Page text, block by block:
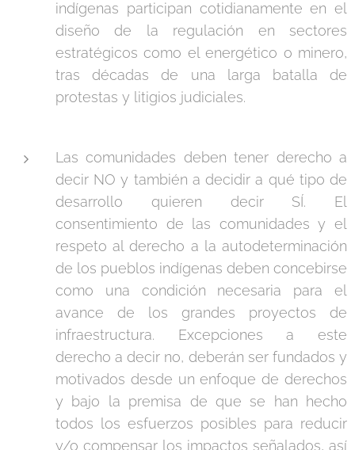
indígenas participan cotidianamente en el
diseño de la regulación en sectores
estratégicos como el energético o minero,
tras décadas de una larga batalla de
protestas y litigios judiciales.
Las comunidades deben tener derecho a
decir NO y también a decidir a qué tipo de
desarrollo quieren decir SÍ. El
consentimiento de las comunidades y el
respeto al derecho a la autodeterminación
de los pueblos indígenas deben concebirse
como una condición necesaria para el
avance de los grandes proyectos de
infraestructura. Excepciones a este
derecho a decir no, deberán ser fundados y
motivados desde un enfoque de derechos
y bajo la premisa de que se han hecho
todos los esfuerzos posibles para reducir
y/o compensar los impactos señalados, así